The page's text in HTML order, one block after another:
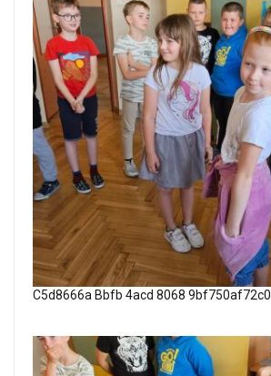
C5d8666a Bbfb 4acd 8068 9bf750af72c0